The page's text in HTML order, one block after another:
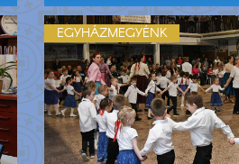
EGYHÁZMEGYÉNK